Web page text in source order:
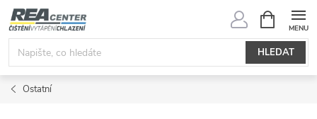
Přejít
na
obsah
HLEDAT
NÁKUPNÍ
KOŠÍK
Ostatní